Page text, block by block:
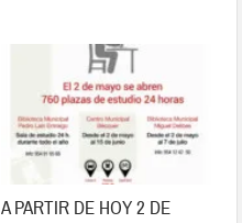
A PARTIR DE HOY 2 DE